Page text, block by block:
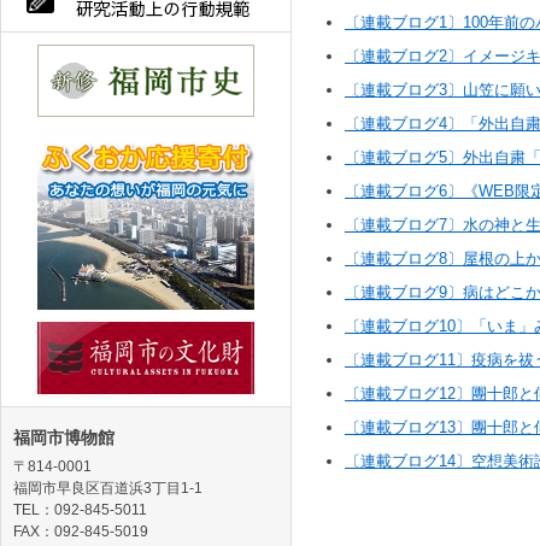
〔連載ブログ1〕100年前
〔連載ブログ2〕イメージ
〔連載ブログ3〕山笠に願
〔連載ブログ4〕「外出自
〔連載ブログ5〕外出自粛
〔連載ブログ6〕《WEB
〔連載ブログ7〕水の神と
〔連載ブログ8〕屋根の上
〔連載ブログ9〕病はどこ
〔連載ブログ10〕「いま
〔連載ブログ11〕疫病を
〔連載ブログ12〕團十郎
〔連載ブログ13〕團十郎
〔連載ブログ14〕空想美
福岡市博物館
〒814-0001
福岡市早良区百道浜3丁目1-1
TEL：092-845-5011
FAX：092-845-5019